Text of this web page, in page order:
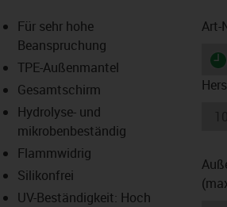
icon-lupe
icon-lupe
Für sehr hohe
Beanspruchung
TPE-Außenmantel
Gesamtschirm
Hydrolyse- und
mikrobenbeständig
Flammwidrig
Silikonfrei
UV-Beständigkeit: Hoch
Art-